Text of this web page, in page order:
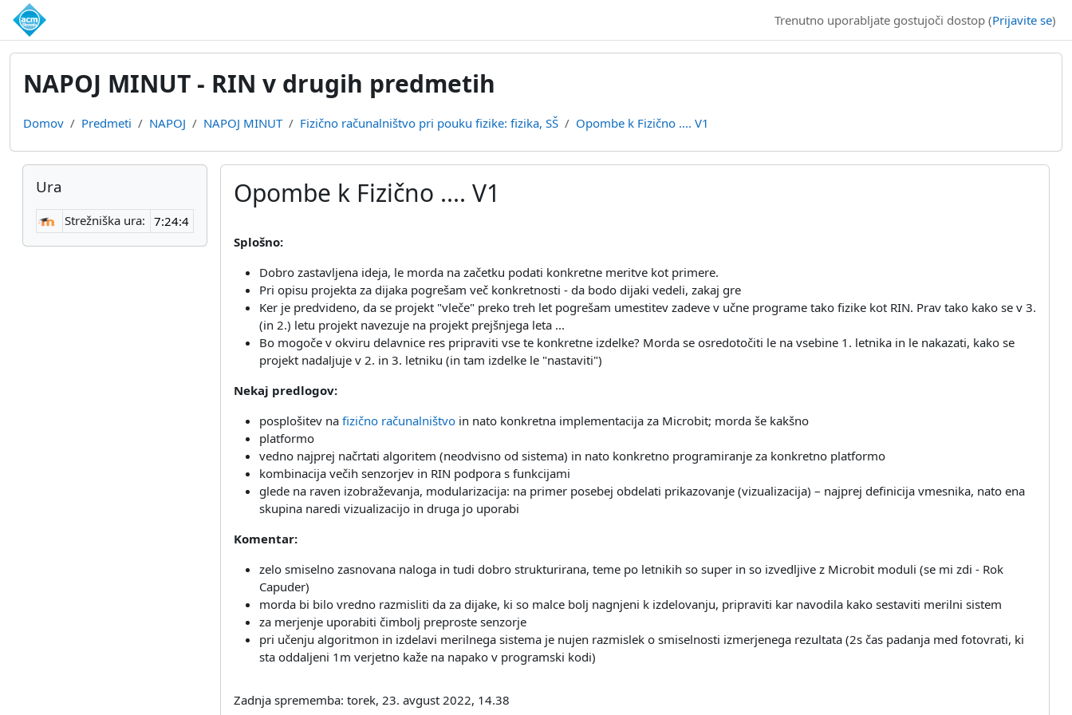
Preskoči na glavno vsebino
Trenutno uporabljate gostujoči dostop (Prijavite se)
NAPOJ MINUT - RIN v drugih predmetih
Domov Predmeti NAPOJ NAPOJ MINUT Fizično računalništvo pri pouku fizike: fizika, SŠ Opombe k Fizično .... V1
Opombe k Fizično .... V1
Splošno:
Dobro zastavljena ideja, le morda na začetku podati konkretne meritve kot primere.
Pri opisu projekta za dijaka pogrešam več konkretnosti - da bodo dijaki vedeli, zakaj gre
Ker je predvideno, da se projekt "vleče" preko treh let pogrešam umestitev zadeve v učne programe tako fizike kot RIN. Prav tako kako se v 3.
(in 2.) letu projekt navezuje na projekt prejšnjega leta ...
Bo mogoče v okviru delavnice res pripraviti vse te konkretne izdelke? Morda se osredotočiti le na vsebine 1. letnika in le nakazati, kako se
projekt nadaljuje v 2. in 3. letniku (in tam izdelke le "nastaviti")
Nekaj predlogov:
posplošitev na fizično računalništvo in nato konkretna implementacija za Microbit; morda še kakšno
platformo
vedno najprej načrtati algoritem (neodvisno od sistema) in nato konkretno programiranje za konkretno platformo
kombinacija večih senzorjev in RIN podpora s funkcijami
glede na raven izobraževanja, modularizacija: na primer posebej obdelati prikazovanje (vizualizacija) – najprej definicija vmesnika, nato ena
skupina naredi vizualizacijo in druga jo uporabi
Komentar:
zelo smiselno zasnovana naloga in tudi dobro strukturirana, teme po letnikih so super in so izvedljive z Microbit moduli (se mi zdi - Rok
Capuder)
morda bi bilo vredno razmisliti da za dijake, ki so malce bolj nagnjeni k izdelovanju, pripraviti kar navodila kako sestaviti merilni sistem
za merjenje uporabiti čimbolj preproste senzorje
pri učenju algoritmon in izdelavi merilnega sistema je nujen razmislek o smiselnosti izmerjenega rezultata (2s čas padanja med fotovrati, ki
sta oddaljeni 1m verjetno kaže na napako v programski kodi)
Zadnja sprememba: torek, 23. avgust 2022, 14.38
Bloki
Preskoči Ura
Ura
Strežniška ura: